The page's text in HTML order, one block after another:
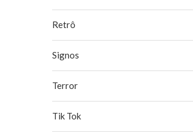
Retrô
Signos
Terror
Tik Tok